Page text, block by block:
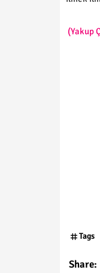
(Yakup
Tags